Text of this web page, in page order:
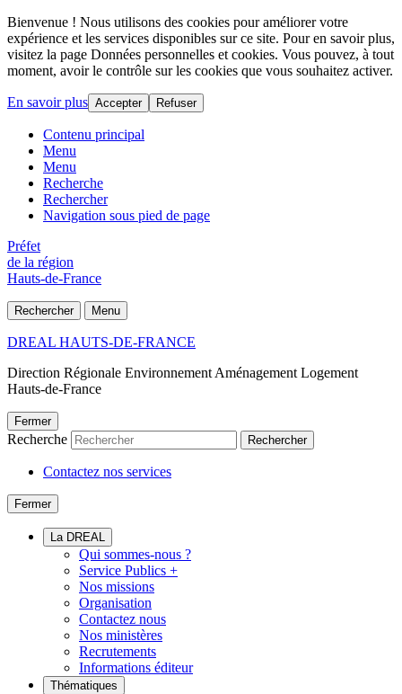
Bienvenue ! Nous utilisons des cookies pour améliorer votre
expérience et les services disponibles sur ce site. Pour en savoir plus,
visitez la page Données personnelles et cookies. Vous pouvez, à tout
moment, avoir le contrôle sur les cookies que vous souhaitez activer.
En savoir plus Accepter Refuser
Contenu principal
Menu
Menu
Recherche
Rechercher
Navigation sous pied de page
Préfet
de la région
Hauts-de-France
Rechercher Menu
DREAL HAUTS-DE-FRANCE
Direction Régionale Environnement Aménagement Logement
Hauts-de-France
Fermer
Recherche Rechercher
Contactez nos services
Fermer
La DREAL
Qui sommes-nous ?
Service Publics +
Nos missions
Organisation
Contactez nous
Nos ministères
Recrutements
Informations éditeur
Thématiques